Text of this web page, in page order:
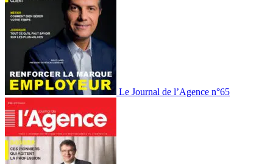
Le Journal de l’Agence n°65